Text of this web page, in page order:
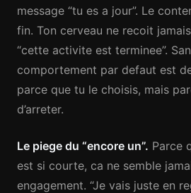
message “tu es a jour”. Le
fin. Ton cerveau ne recoit
“cette activite est terminee”.
comportement par defaut est
parce que tu le choisis, mais
d’arreter.
Le piege du “encore un”. Parce
est si courte, ca ne semble
engagement. “Je vais juste en